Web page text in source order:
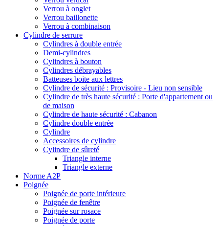
Verrou à onglet
Verrou baillonette
Verrou à combinaison
Cylindre de serrure
Cylindres à double entrée
Demi-cylindres
Cylindres à bouton
Cylindres débrayables
Batteuses boite aux lettres
Cylindre de sécurité : Provisoire - Lieu non sensible
Cylindre de très haute sécurité : Porte d'appartement ou
de maison
Cylindre de haute sécurité : Cabanon
Cylindre double entrée
Cylindre
Accessoires de cylindre
Cylindre de sûreté
Triangle interne
Triangle externe
Norme A2P
Poignée
Poignée de porte intérieure
Poignée de fenêtre
Poignée sur rosace
Poignée de porte